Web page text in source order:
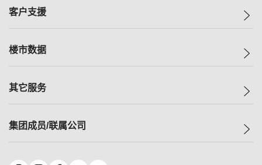
人才招募
一手新房
减价
美联豪宅
独家楼盘
租房
客户支援
自助放盘
查询热线
按揭计算机
负担能力计算机
转按计算机
楼市数据
指数
历史成交
其它服务
小区专页
集团成员/联属公司
美联物业